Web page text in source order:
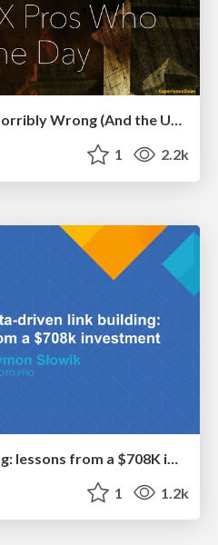
Digital Projects Gone Horribly Wrong (And the UX Pros Who Still Save the Day) - Dean Schuster
1 2.2k
1 1.2k